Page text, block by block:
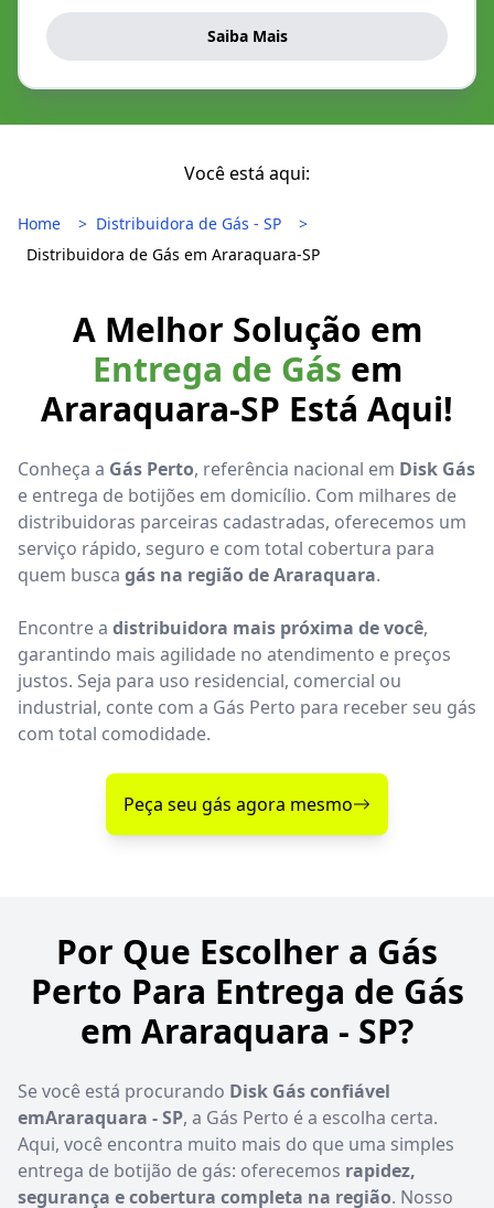
Saiba Mais
Você está aqui:
Home
Distribuidora de Gás - SP
Distribuidora de Gás em Araraquara-SP
A Melhor Solução em
Entrega de Gás em
Araraquara-SP Está Aqui!
Conheça a Gás Perto, referência nacional em Disk Gás
e entrega de botijões em domicílio. Com milhares de
distribuidoras parceiras cadastradas, oferecemos um
serviço rápido, seguro e com total cobertura para
quem busca gás na região de Araraquara.
Encontre a distribuidora mais próxima de você,
garantindo mais agilidade no atendimento e preços
justos. Seja para uso residencial, comercial ou
industrial, conte com a Gás Perto para receber seu gás
com total comodidade.
Peça seu gás agora mesmo
Por Que Escolher a Gás
Perto Para Entrega de Gás
em Araraquara - SP?
Se você está procurando Disk Gás confiável
emAraraquara - SP, a Gás Perto é a escolha certa.
Aqui, você encontra muito mais do que uma simples
entrega de botijão de gás: oferecemos rapidez,
segurança e cobertura completa na região. Nosso